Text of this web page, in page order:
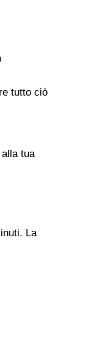
tutto ciò
tua
La